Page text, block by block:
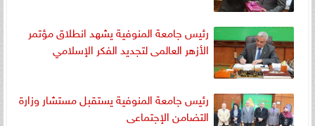
رئيس جامعة المنوفية يشهد انطلاق مؤتمر
الأزهر العالمى لتجديد الفكر الإسلامي
رئيس جامعة المنوفية يستقبل مستشار وزارة
التضامن الإجتماعى